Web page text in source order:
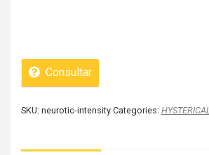
Consultar
SKU: neurotic-intensity Categories: